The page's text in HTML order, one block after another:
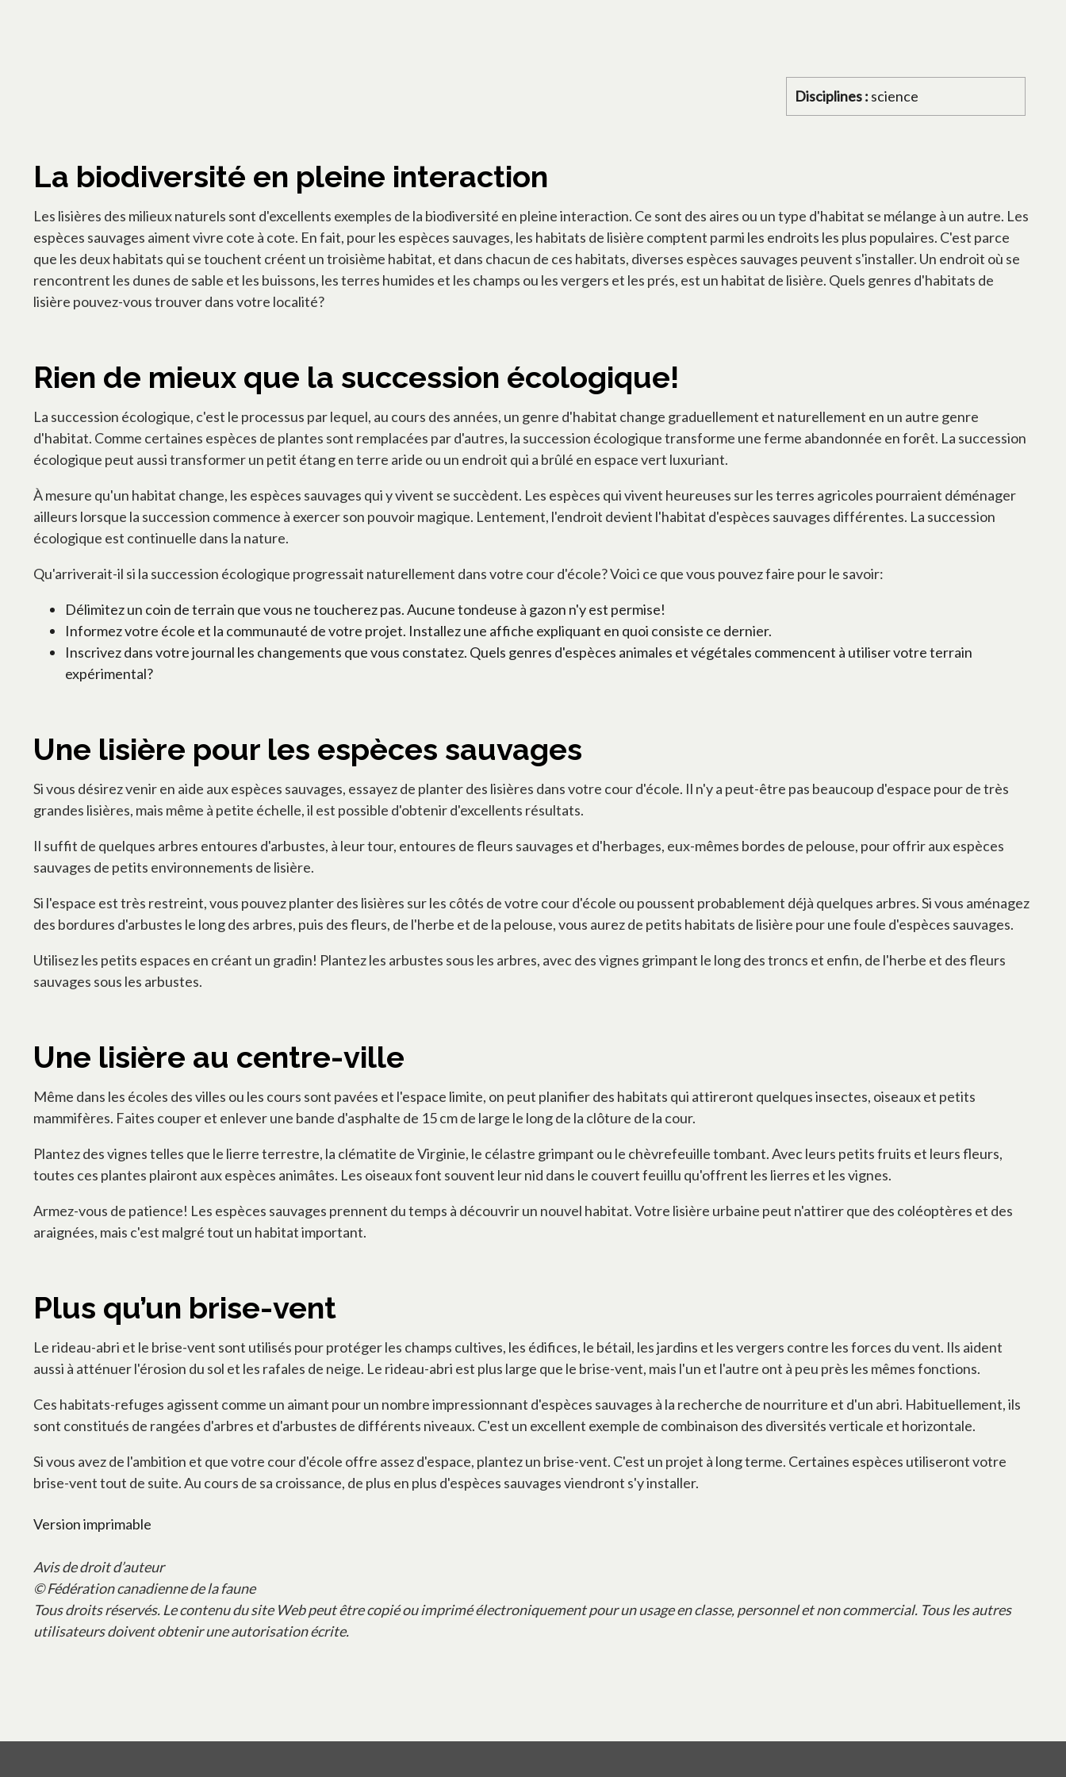
Disciplines : science
La biodiversité en pleine interaction
Les lisières des milieux naturels sont d'excellents exemples de la biodiversité en pleine interaction. Ce sont des aires ou un type d'habitat se mélange à un autre. Les
espèces sauvages aiment vivre cote à cote. En fait, pour les espèces sauvages, les habitats de lisière comptent parmi les endroits les plus populaires. C'est parce
que les deux habitats qui se touchent créent un troisième habitat, et dans chacun de ces habitats, diverses espèces sauvages peuvent s'installer. Un endroit où se
rencontrent les dunes de sable et les buissons, les terres humides et les champs ou les vergers et les prés, est un habitat de lisière. Quels genres d'habitats de
lisière pouvez-vous trouver dans votre localité?
Rien de mieux que la succession écologique!
La succession écologique, c'est le processus par lequel, au cours des années, un genre d'habitat change graduellement et naturellement en un autre genre
d'habitat. Comme certaines espèces de plantes sont remplacées par d'autres, la succession écologique transforme une ferme abandonnée en forêt. La succession
écologique peut aussi transformer un petit étang en terre aride ou un endroit qui a brûlé en espace vert luxuriant.
À mesure qu'un habitat change, les espèces sauvages qui y vivent se succèdent. Les espèces qui vivent heureuses sur les terres agricoles pourraient déménager
ailleurs lorsque la succession commence à exercer son pouvoir magique. Lentement, l'endroit devient l'habitat d'espèces sauvages différentes. La succession
écologique est continuelle dans la nature.
Qu'arriverait-il si la succession écologique progressait naturellement dans votre cour d'école? Voici ce que vous pouvez faire pour le savoir:
Délimitez un coin de terrain que vous ne toucherez pas. Aucune tondeuse à gazon n'y est permise!
Informez votre école et la communauté de votre projet. Installez une affiche expliquant en quoi consiste ce dernier.
Inscrivez dans votre journal les changements que vous constatez. Quels genres d'espèces animales et végétales commencent à utiliser votre terrain
expérimental?
Une lisière pour les espèces sauvages
Si vous désirez venir en aide aux espèces sauvages, essayez de planter des lisières dans votre cour d'école. Il n'y a peut-être pas beaucoup d'espace pour de très
grandes lisières, mais même à petite échelle, il est possible d'obtenir d'excellents résultats.
Il suffit de quelques arbres entoures d'arbustes, à leur tour, entoures de fleurs sauvages et d'herbages, eux-mêmes bordes de pelouse, pour offrir aux espèces
sauvages de petits environnements de lisière.
Si l'espace est très restreint, vous pouvez planter des lisières sur les côtés de votre cour d'école ou poussent probablement déjà quelques arbres. Si vous aménagez
des bordures d'arbustes le long des arbres, puis des fleurs, de l'herbe et de la pelouse, vous aurez de petits habitats de lisière pour une foule d'espèces sauvages.
Utilisez les petits espaces en créant un gradin! Plantez les arbustes sous les arbres, avec des vignes grimpant le long des troncs et enfin, de l'herbe et des fleurs
sauvages sous les arbustes.
Une lisière au centre-ville
Même dans les écoles des villes ou les cours sont pavées et l'espace limite, on peut planifier des habitats qui attireront quelques insectes, oiseaux et petits
mammifères. Faites couper et enlever une bande d'asphalte de 15 cm de large le long de la clôture de la cour.
Plantez des vignes telles que le lierre terrestre, la clématite de Virginie, le célastre grimpant ou le chèvrefeuille tombant. Avec leurs petits fruits et leurs fleurs,
toutes ces plantes plairont aux espèces animâtes. Les oiseaux font souvent leur nid dans le couvert feuillu qu'offrent les lierres et les vignes.
Armez-vous de patience! Les espèces sauvages prennent du temps à découvrir un nouvel habitat. Votre lisière urbaine peut n'attirer que des coléoptères et des
araignées, mais c'est malgré tout un habitat important.
Plus qu’un brise-vent
Le rideau-abri et le brise-vent sont utilisés pour protéger les champs cultives, les édifices, le bétail, les jardins et les vergers contre les forces du vent. Ils aident
aussi à atténuer l'érosion du sol et les rafales de neige. Le rideau-abri est plus large que le brise-vent, mais l'un et l'autre ont à peu près les mêmes fonctions.
Ces habitats-refuges agissent comme un aimant pour un nombre impressionnant d'espèces sauvages à la recherche de nourriture et d'un abri. Habituellement, ils
sont constitués de rangées d'arbres et d'arbustes de différents niveaux. C'est un excellent exemple de combinaison des diversités verticale et horizontale.
Si vous avez de l'ambition et que votre cour d'école offre assez d'espace, plantez un brise-vent. C'est un projet à long terme. Certaines espèces utiliseront votre
brise-vent tout de suite. Au cours de sa croissance, de plus en plus d'espèces sauvages viendront s'y installer.
Version imprimable
Avis de droit d’auteur
© Fédération canadienne de la faune
Tous droits réservés. Le contenu du site Web peut être copié ou imprimé électroniquement pour un usage en classe, personnel et non commercial. Tous les autres
utilisateurs doivent obtenir une autorisation écrite.